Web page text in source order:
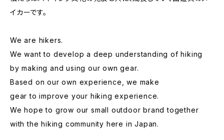
イカーです。
We are hikers.
We want to develop a deep understanding of hiking
by making and using our own gear.
Based on our own experience, we make
gear to improve your hiking experience.
We hope to grow our small outdoor brand together
with the hiking community here in Japan.